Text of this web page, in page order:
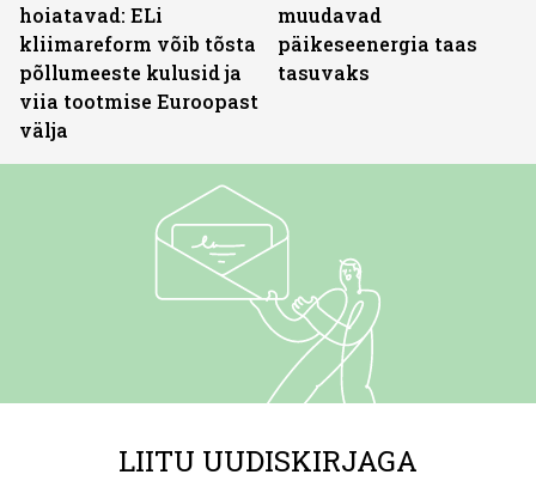
hoiatavad: ELi
kliimareform võib tõsta
põllumeeste kulusid ja
viia tootmise Euroopast
välja
muudavad
päikeseenergia taas
tasuvaks
LIITU UUDISKIRJAGA